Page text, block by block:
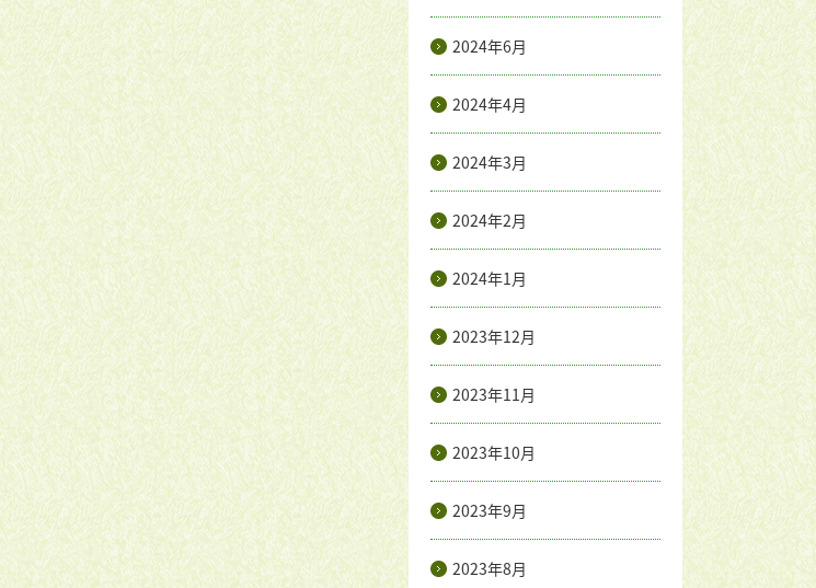
2024年6月
2024年4月
2024年3月
2024年2月
2024年1月
2023年12月
2023年11月
2023年10月
2023年9月
2023年8月